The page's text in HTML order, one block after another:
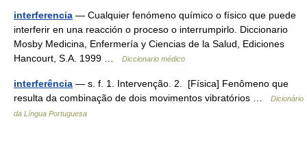
interferencia — Cualquier fenómeno químico o físico que puede
interferir en una reacción o proceso o interrumpirlo. Diccionario
Mosby Medicina, Enfermería y Ciencias de la Salud, Ediciones
Hancourt, S.A. 1999 …
Diccionario médico
interferência — s. f. 1. Intervenção. 2. [Física] Fenômeno que
resulta da combinação de dois movimentos vibratórios …
Dicionário
da Língua Portuguesa